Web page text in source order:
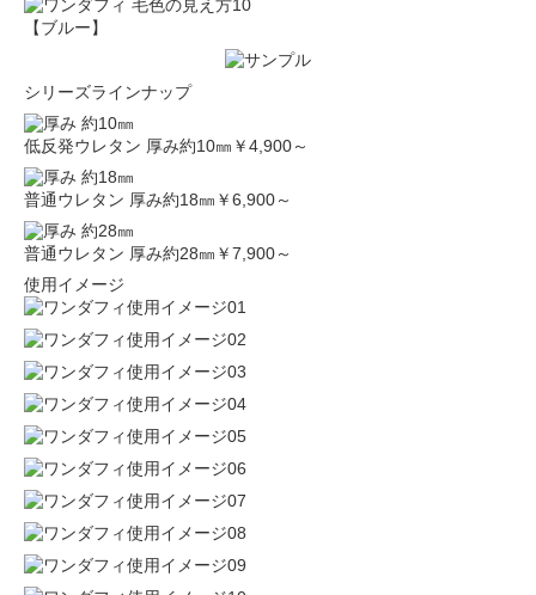
【ブルー】
シリーズラインナップ
低反発ウレタン 厚み約10㎜ ￥4,900～
普通ウレタン 厚み約18㎜ ￥6,900～
普通ウレタン 厚み約28㎜ ￥7,900～
使用イメージ